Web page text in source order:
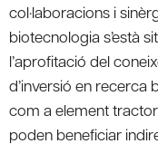
col·laboracions i
biotecnologia s’està
l’aprofitació del
d’inversió en recerca
com a element tractor
poden beneficiar